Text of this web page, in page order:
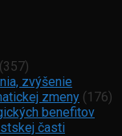
(357)
zvýšenie
zmeny (176)
benefitov
časti